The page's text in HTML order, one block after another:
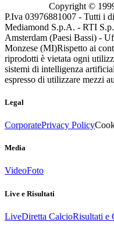
Copyright ©
P.Iva 03976881007 - Tutti i
Mediamond S.p.A. - RTI
Amsterdam (Paesi Bassi) -
Monzese (MI)Rispetto ai
riprodotti è vietata ogni
sistemi di intelligenza
espresso di utilizzare mezzi
Legal
CorporatePrivacy Policy
Media
VideoFoto
Live e Risultati
LiveDiretta CalcioRisultati e